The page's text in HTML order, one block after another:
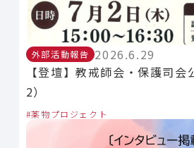
外部活動報告 2026.6.29
【登壇】教戒師会・保護司
2）
薬物プロジェクト